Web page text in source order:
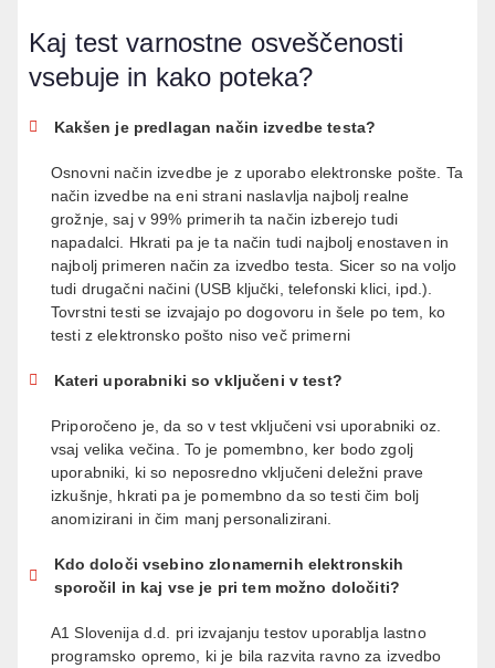
Kaj test varnostne osveščenosti
vsebuje in kako poteka?
Kakšen je predlagan način izvedbe testa?
Osnovni način izvedbe je z uporabo elektronske pošte. Ta
način izvedbe na eni strani naslavlja najbolj realne
grožnje, saj v 99% primerih ta način izberejo tudi
napadalci. Hkrati pa je ta način tudi najbolj enostaven in
najbolj primeren način za izvedbo testa. Sicer so na voljo
tudi drugačni načini (USB ključki, telefonski klici, ipd.).
Tovrstni testi se izvajajo po dogovoru in šele po tem, ko
testi z elektronsko pošto niso več primerni
Kateri uporabniki so vključeni v test?
Priporočeno je, da so v test vključeni vsi uporabniki oz.
vsaj velika večina. To je pomembno, ker bodo zgolj
uporabniki, ki so neposredno vključeni deležni prave
izkušnje, hkrati pa je pomembno da so testi čim bolj
anomizirani in čim manj personalizirani.
Kdo določi vsebino zlonamernih elektronskih
sporočil in kaj vse je pri tem možno določiti?
A1 Slovenija d.d. pri izvajanju testov uporablja lastno
programsko opremo, ki je bila razvita ravno za izvedbo